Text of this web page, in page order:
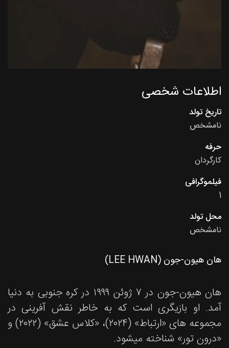
اطلاعات شخصی
تاریخ تولد
نامشخص
حرفه
کارگردان
فیلموگرافی
1
محل تولد
نامشخص
هان هیون-جون (LEE HWAN)
هان هیون-جون در ۷ ژوئن ۱۹۹۹ در کره جنوبی به دنیا
آمد. او بازیگری است که به خاطر نقش آفرینی در
مجموعه های «ارتباط» (۲۰۲۴)، «کلاس عشق» (۲۰۲۲) و
«درون تور» شناخته میشود.